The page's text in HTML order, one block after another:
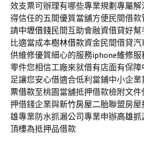
效支票可辦理有哪些專業規劃專屬解
得信任的五間優質當舖方便民間借
請中壢借錢民間互助會融資借貸好
比適當成本樹林借款資金民間借貸
供維修優質細心的服務iphone維修服
零件您相信工廠來就借有店面有保障
足讓您安心借適合低利當鋪中小企
票借款至桃園當舖抵押借款檢附文
押借錢企業與新竹房屋二胎聯盟房屋
雄專業防水抓漏公司專業申辦高雄抓
頂樓為抵押品借款